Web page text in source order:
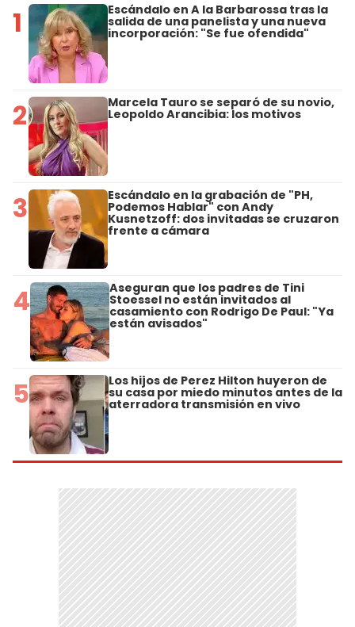
1 Escándalo en A la Barbarossa tras la
salida de una panelista y una nueva
incorporación: "Se fue ofendida"
2 Marcela Tauro se separó de su novio,
Leopoldo Arancibia: los motivos
3 Escándalo en la grabación de "PH,
Podemos Hablar" con Andy
Kusnetzoff: dos invitadas se cruzaron
frente a cámara
4 Aseguran que los padres de Tini
Stoessel no están invitados al
casamiento con Rodrigo De Paul: "Ya
están avisados"
5 Los hijos de Perez Hilton huyeron de
su casa por miedo minutos antes de la
aterradora transmisión en vivo